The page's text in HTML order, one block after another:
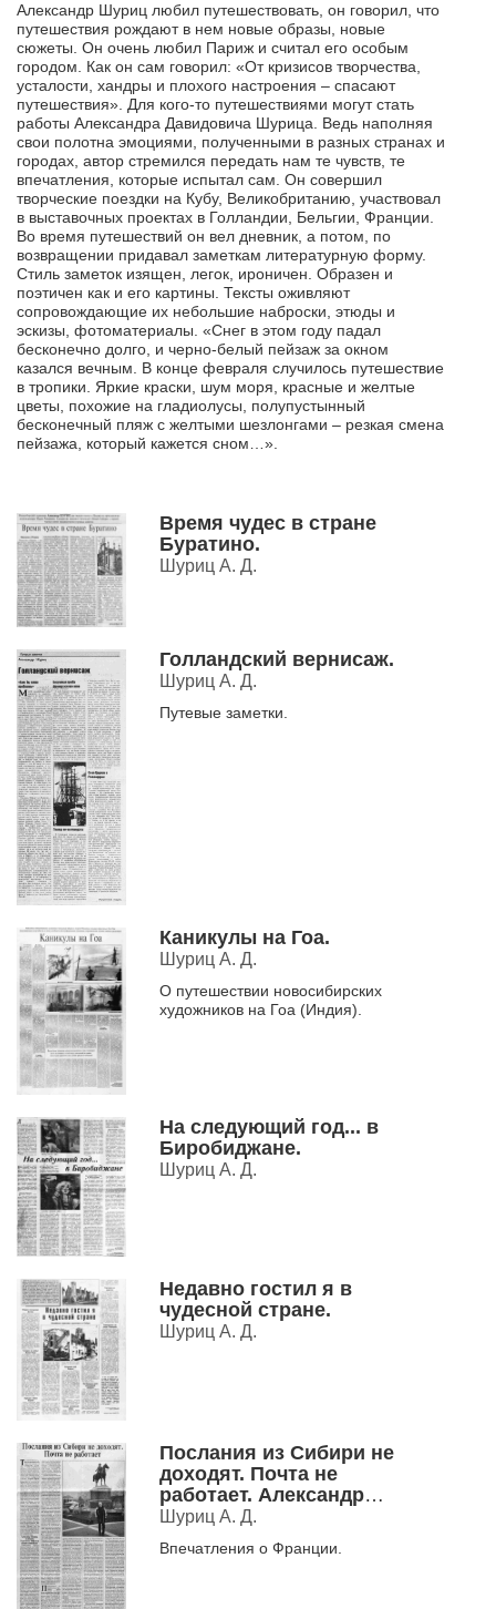
Александр Шуриц любил путешествовать, он говорил, что
путешествия рождают в нем новые образы, новые
сюжеты. Он очень любил Париж и считал его особым
городом. Как он сам говорил: «От кризисов творчества,
усталости, хандры и плохого настроения – спасают
путешествия». Для кого-то путешествиями могут стать
работы Александра Давидовича Шурица. Ведь наполняя
свои полотна эмоциями, полученными в разных странах и
городах, автор стремился передать нам те чувств, те
впечатления, которые испытал сам. Он совершил
творческие поездки на Кубу, Великобританию, участвовал
в выставочных проектах в Голландии, Бельгии, Франции.
Во время путешествий он вел дневник, а потом, по
возвращении придавал заметкам литературную форму.
Стиль заметок изящен, легок, ироничен. Образен и
поэтичен как и его картины. Тексты оживляют
сопровождающие их небольшие наброски, этюды и
эскизы, фотоматериалы. «Снег в этом году падал
бесконечно долго, и черно-белый пейзаж за окном
казался вечным. В конце февраля случилось путешествие
в тропики. Яркие краски, шум моря, красные и желтые
цветы, похожие на гладиолусы, полупустынный
бесконечный пляж с желтыми шезлонгами – резкая смена
пейзажа, который кажется сном…».
Время чудес в стране
Буратино.
Шуриц А. Д.
Голландский вернисаж.
Шуриц А. Д.
Путевые заметки.
Каникулы на Гоа.
Шуриц А. Д.
О путешествии новосибирских
художников на Гоа (Индия).
На следующий год... в
Биробиджане.
Шуриц А. Д.
Недавно гостил я в
чудесной стране.
Шуриц А. Д.
Послания из Сибири не
доходят. Почта не
работает. Александр
Шуриц, художник: В
сильно сомневался.
Шуриц А. Д.
Впечатления о Франции.